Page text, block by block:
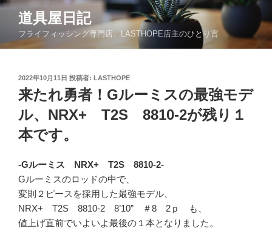
コ
ン
道具屋日記
フライフィッシング専門店、LASTHOPE店主のひとり言
投
稿
日:
2022年10月11日 投稿者: LASTHOPE
来たれ勇者！Gルーミスの最強モデ
ル、NRX+ T2S 8810-2が残り１
本です。
-Gルーミス NRX+ T2S 8810-2-
Gルーミスのロッドの中で、
変則２ピースを採用した最強モデル、
NRX+ T2S 8810-2 8’10” ＃8 2ｐ も、
値上げ直前でいよいよ最後の１本となりました。